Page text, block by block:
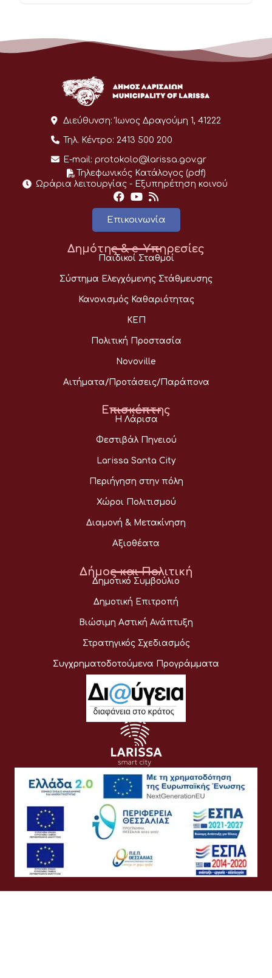
Διεύθυνση: Ίωνος Δραγούμη 1, 41222
Τηλ. Κέντρο: 2413 500 200
E-mail: protokolo@larissa.gov.gr
Τηλεφωνικός Κατάλογος (pdf)
Ωράρια λειτουργίας - Eξυπηρέτηση κοινού
Επικοινωνία
Δημότης & e-Υπηρεσίες
Παιδικοί Σταθμοί
Σύστημα Ελεγχόμενης Στάθμευσης
Κανονισμός Καθαριότητας
ΚΕΠ
Πολιτική Προστασία
Novoville
Αιτήματα/Προτάσεις/Παράπονα
Επισκέπτης
Η Λάρισα
Φεστιβάλ Πηνειού
Larissa Santa City
Περιήγηση στην πόλη
Χώροι Πολιτισμού
Διαμονή & Μετακίνηση
Αξιοθέατα
Δήμος και Πολιτική
Δημοτικό Συμβούλιο
Δημοτική Επιτροπή
Βιώσιμη Αστική Ανάπτυξη
Στρατηγικός Σχεδιασμός
Συγχρηματοδοτούμενα Προγράμματα